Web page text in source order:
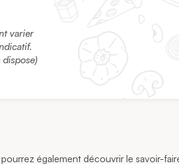
varier
également découvrir le savoir-